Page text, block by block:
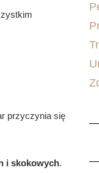
przyczynia się
i skokowych.